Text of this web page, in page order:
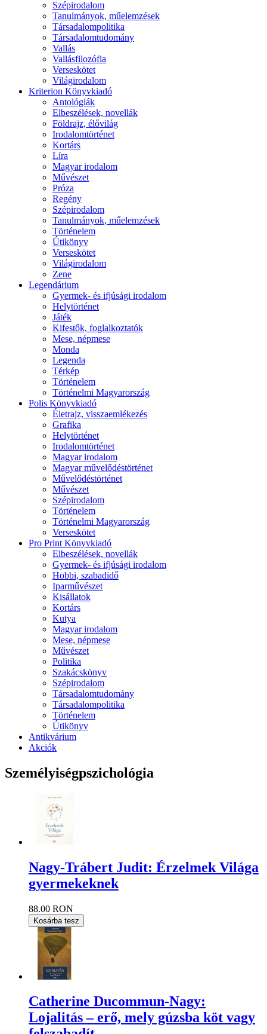
Szépirodalom
Tanulmányok, műelemzések
Társadalompolitika
Társadalomtudomány
Vallás
Vallásfilozófia
Verseskötet
Világirodalom
Kriterion Könyvkiadó
Antológiák
Elbeszélések, novellák
Földrajz, élővilág
Irodalomtörténet
Kortárs
Líra
Magyar irodalom
Művészet
Próza
Regény
Szépirodalom
Tanulmányok, műelemzések
Történelem
Útikönyv
Verseskötet
Világirodalom
Zene
Legendárium
Gyermek- és ifjúsági irodalom
Helytörténet
Játék
Kifestők, foglalkoztatók
Mese, népmese
Monda
Legenda
Térkép
Történelem
Történelmi Magyarország
Polis Könyvkiadó
Életrajz, visszaemlékezés
Grafika
Helytörténet
Irodalomtörténet
Magyar irodalom
Magyar művelődéstörténet
Művelődéstörténet
Művészet
Szépirodalom
Történelem
Történelmi Magyarország
Verseskötet
Pro Print Könyvkiadó
Elbeszélések, novellák
Gyermek- és ifjúsági irodalom
Hobbi, szabadidő
Iparművészet
Kisállatok
Kortárs
Kutya
Magyar irodalom
Mese, népmese
Művészet
Politika
Szakácskönyv
Szépirodalom
Társadalomtudomány
Társadalompolitika
Történelem
Útikönyv
Antikvárium
Akciók
Személyiségpszichológia
Nagy-Trábert Judit: Érzelmek Világa
gyermekeknek
88.00 RON
Kosárba tesz
Catherine Ducommun-Nagy:
Lojalitás – erő, mely gúzsba köt vagy